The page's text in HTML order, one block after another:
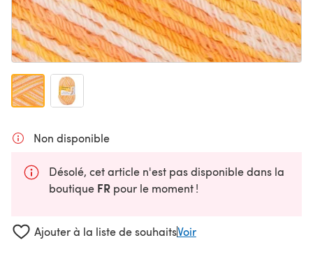
Non disponible
Désolé, cet article n'est pas disponible dans la
boutique FR pour le moment !
Ajouter à la liste de souhaitsVoir